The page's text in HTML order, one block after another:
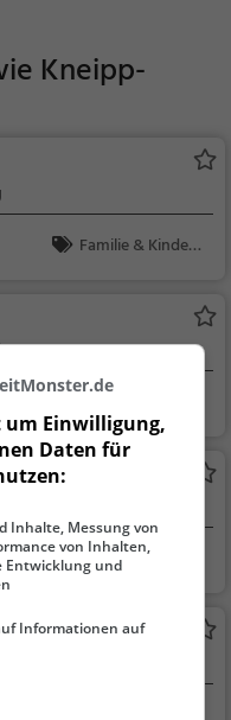
Kneipp-
Familie & Kinder,
Natur
Kunst & Museen
Einwilligung,
Daten für
Inhalte, Messung von
von Inhalten,
Entwicklung und
Informationen auf